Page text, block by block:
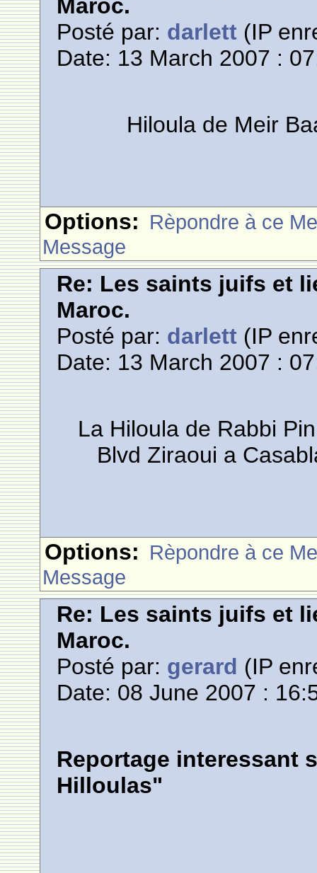
Maroc.
Posté par: darlett (IP
Date: 13 March 2007 :
Hiloula de Meir
Options: Rèpondre à ce
Message
Re: Les saints juifs et
Maroc.
Posté par: darlett (IP
Date: 13 March 2007 :
La Hiloula de Rabbi
Blvd Ziraoui a
Options: Rèpondre à ce
Message
Re: Les saints juifs et
Maroc.
Posté par: gerard (IP
Date: 08 June 2007 :
Reportage interessant
Hilloulas"